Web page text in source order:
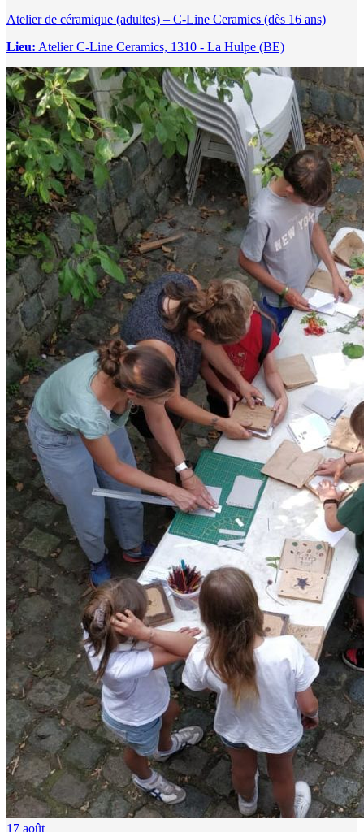
Atelier de céramique (adultes) – C-Line Ceramics (dès 16 ans)
Lieu: Atelier C-Line Ceramics, 1310 - La Hulpe (BE)
17 août